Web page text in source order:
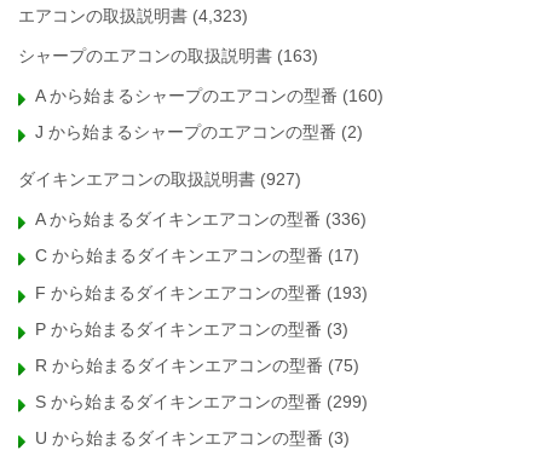
エアコンの取扱説明書 (4,323)
シャープのエアコンの取扱説明書 (163)
A から始まるシャープのエアコンの型番 (160)
J から始まるシャープのエアコンの型番 (2)
ダイキンエアコンの取扱説明書 (927)
A から始まるダイキンエアコンの型番 (336)
C から始まるダイキンエアコンの型番 (17)
F から始まるダイキンエアコンの型番 (193)
P から始まるダイキンエアコンの型番 (3)
R から始まるダイキンエアコンの型番 (75)
S から始まるダイキンエアコンの型番 (299)
U から始まるダイキンエアコンの型番 (3)